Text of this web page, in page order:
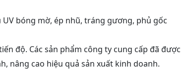
bóng mờ, ép nhũ, tráng gương, phủ gốc
độ. Các sản phẩm công ty cung cấp đã được
nâng cao hiệu quả sản xuất kinh doanh.